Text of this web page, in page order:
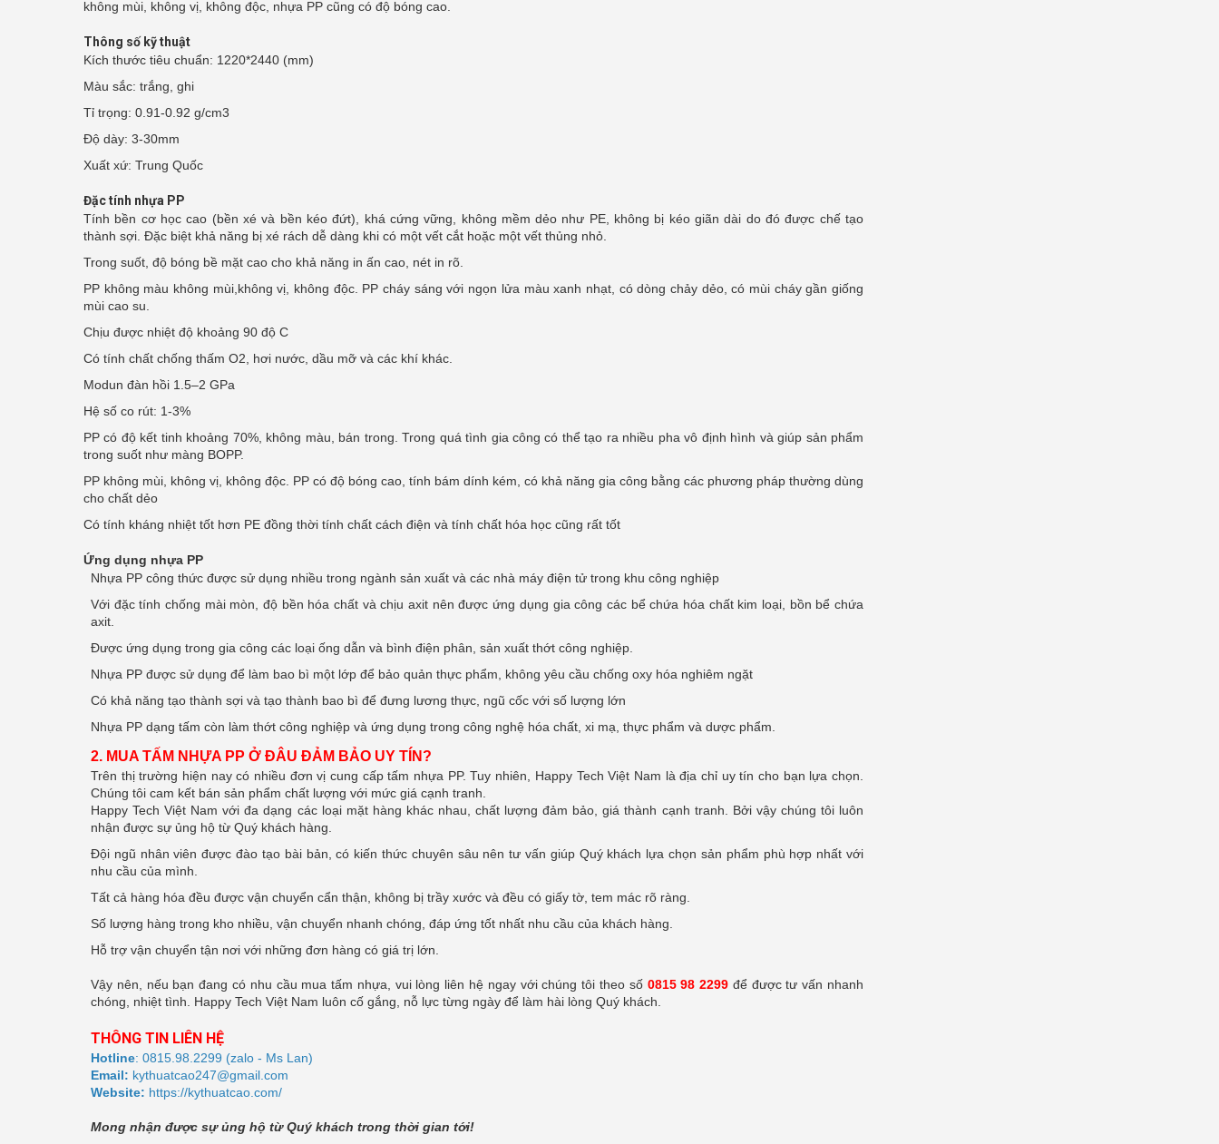
không mùi, không vị, không độc, nhựa PP cũng có độ bóng cao.
Thông số kỹ thuật
Kích thước tiêu chuẩn: 1220*2440 (mm)
Màu sắc: trắng, ghi
Tỉ trọng: 0.91-0.92 g/cm3
Độ dày: 3-30mm
Xuất xứ: Trung Quốc
Đặc tính nhựa PP
Tính bền cơ học cao (bền xé và bền kéo đứt), khá cứng vững, không mềm dẻo như PE, không bị kéo giãn dài do đó được chế tạo
thành sợi. Đặc biệt khả năng bị xé rách dễ dàng khi có một vết cắt hoặc một vết thủng nhỏ.
Trong suốt, độ bóng bề mặt cao cho khả năng in ấn cao, nét in rõ.
PP không màu không mùi,không vị, không độc. PP cháy sáng với ngọn lửa màu xanh nhạt, có dòng chảy dẻo, có mùi cháy gần giống
mùi cao su.
Chịu được nhiệt độ khoảng 90 độ C
Có tính chất chống thấm O2, hơi nước, dầu mỡ và các khí khác.
Modun đàn hồi 1.5–2 GPa
Hệ số co rút: 1-3%
PP có độ kết tinh khoảng 70%, không màu, bán trong. Trong quá tình gia công có thể tạo ra nhiều pha vô định hình và giúp sản phẩm
trong suốt như màng BOPP.
PP không mùi, không vị, không độc. PP có độ bóng cao, tính bám dính kém, có khả năng gia công bằng các phương pháp thường dùng
cho chất dẻo
Có tính kháng nhiệt tốt hơn PE đồng thời tính chất cách điện và tính chất hóa học cũng rất tốt
Ứng dụng nhựa PP
Nhựa PP công thức được sử dụng nhiều trong ngành sản xuất và các nhà máy điện tử trong khu công nghiệp
Với đặc tính chống mài mòn, độ bền hóa chất và chịu axit nên được ứng dụng gia công các bể chứa hóa chất kim loại, bồn bể chứa
axit.
Được ứng dụng trong gia công các loại ống dẫn và bình điện phân, sản xuất thớt công nghiệp.
Nhựa PP được sử dụng để làm bao bì một lớp để bảo quản thực phẩm, không yêu cầu chống oxy hóa nghiêm ngặt
Có khả năng tạo thành sợi và tạo thành bao bì để đưng lương thực, ngũ cốc với số lượng lớn
Nhựa PP dạng tấm còn làm thớt công nghiệp và ứng dụng trong công nghệ hóa chất, xi mạ, thực phẩm và dược phẩm.
2. MUA TẤM NHỰA PP Ở ĐÂU ĐẢM BẢO UY TÍN?
Trên thị trường hiện nay có nhiều đơn vị cung cấp tấm nhựa PP. Tuy nhiên, Happy Tech Việt Nam là địa chỉ uy tín cho bạn lựa chọn.
Chúng tôi cam kết bán sản phẩm chất lượng với mức giá cạnh tranh.
Happy Tech Việt Nam với đa dạng các loại mặt hàng khác nhau, chất lượng đảm bảo, giá thành cạnh tranh. Bởi vậy chúng tôi luôn
nhận được sự ủng hộ từ Quý khách hàng.
Đội ngũ nhân viên được đào tạo bài bản, có kiến thức chuyên sâu nên tư vấn giúp Quý khách lựa chọn sản phẩm phù hợp nhất với
nhu cầu của mình.
Tất cả hàng hóa đều được vận chuyển cẩn thận, không bị trầy xước và đều có giấy tờ, tem mác rõ ràng.
Số lượng hàng trong kho nhiều, vận chuyển nhanh chóng, đáp ứng tốt nhất nhu cầu của khách hàng.
Hỗ trợ vận chuyển tận nơi với những đơn hàng có giá trị lớn.
Vậy nên, nếu bạn đang có nhu cầu mua tấm nhựa, vui lòng liên hệ ngay với chúng tôi theo số 0815 98 2299 để được tư vấn nhanh
chóng, nhiệt tình. Happy Tech Việt Nam luôn cố gắng, nỗ lực từng ngày để làm hài lòng Quý khách.
THÔNG TIN LIÊN HỆ
Hotline: 0815.98.2299 (zalo - Ms Lan)
Email: kythuatcao247@gmail.com
Website: https://kythuatcao.com/
Mong nhận được sự ủng hộ từ Quý khách trong thời gian tới!